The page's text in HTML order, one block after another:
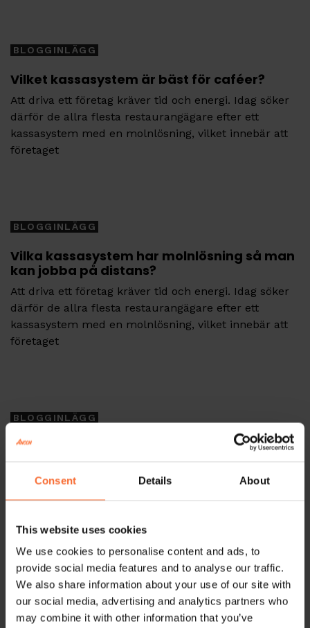
Consent Details About
This website uses cookies
We use cookies to personalise content and ads, to
provide social media features and to analyse our traffic.
We also share information about your use of our site with
our social media, advertising and analytics partners who
may combine it with other information that you’ve
BLOGGINLÄGG
Vilket kassasystem är bäst för caféer?
Att driva ett företag kräver tid och energi. Idag söker
därför de allra flesta restaurangägare efter ett
kassasystem med en molnlösning, vilket innebär att
företaget
BLOGGINLÄGG
Vilka kassasystem har molnlösning så man
kan jobba på distans?
Att driva ett företag kräver tid och energi. Idag söker
därför de allra flesta restaurangägare efter ett
kassasystem med en molnlösning, vilket innebär att
företaget
BLOGGINLÄGG
Hur kan ett kassasystem minska svinn i
Har du märkt av att alldeles för mycket mat och
råvaror måste kastas i slutet av dagen? För
Tags
BLOGGINLÄGG
Vilket kassasystem rekommenderas för